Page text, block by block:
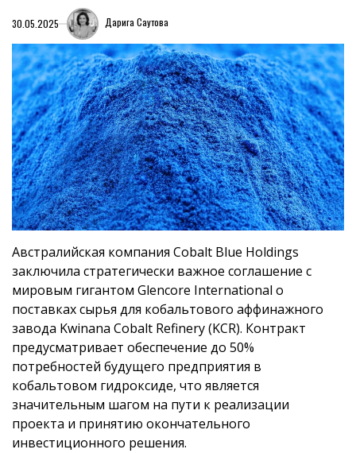
30.05.2025 Дарига Саутова
Австралийская компания Cobalt Blue Holdings
заключила стратегически важное соглашение с
мировым гигантом Glencore International о
поставках сырья для кобальтового аффинажного
завода Kwinana Cobalt Refinery (KCR). Контракт
предусматривает обеспечение до 50%
потребностей будущего предприятия в
кобальтовом гидроксиде, что является
значительным шагом на пути к реализации
проекта и принятию окончательного
инвестиционного решения.